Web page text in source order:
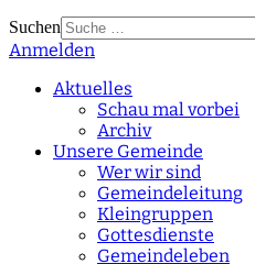
Suchen
Type 2 or more
Anmelden
Aktuelles
Schau mal vorbei
Archiv
Unsere Gemeinde
Wer wir sind
Gemeindeleitung
Kleingruppen
Gottesdienste
Gemeindeleben